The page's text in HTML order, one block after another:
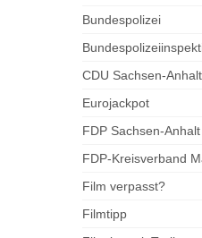
Bundespolizei
CDU Sachsen-Anhalt
Eurojackpot
FDP Sachsen-Anhalt
FDP-Kreisverband
Film verpasst?
Filmtipp